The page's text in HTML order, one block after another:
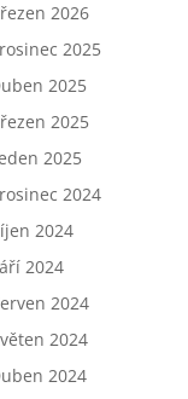
2026
2025
2025
2025
2025
2024
2024
2024
2024
2024
2024